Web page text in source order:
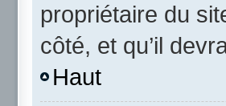
propriétaire du
côté, et qu’il
Haut